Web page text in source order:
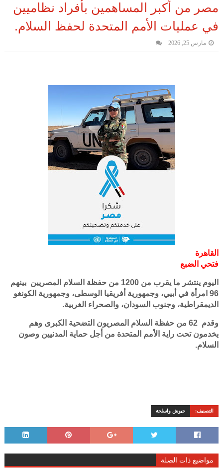
مصر من أكبر المساهمين بأفراد نظاميين
في عمليات الأمم المتحدة لحفظ السلام.
مارس 25, 2026
القاهرة
فتحي الضبع
اليوم ينتشر ما يقرب من 1200 من حفظة السلام المصريين بينهم
96 امرأة في أبيي، وجمهورية أفريقيا الوسطى، وجمهورية الكونغو
الديمقراطية، وجنوب السودان، والصحراء الغربية.
وقدم 62 من حفظة السلام المصريون التضحية الكبرى وهم
يخدمون تحت راية الأمم المتحدة من أجل حماية المدنيين وصون
السلام.
التصنيف: جيوش واسلحة
مواضيع ذات الصلة